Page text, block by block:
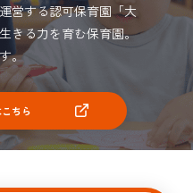
営する認可保育園「大
きる力を育む保育園。
。
ちら